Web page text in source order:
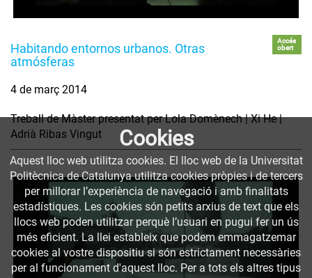
Habitando entornos urbanos. Otras
atmósferas
Accés
obert
4 de març 2014
Treball de Màster presentat per Lola Domènech | Xi He |
Adrià Ribas Vingut
Cookies
Aquest lloc web utilitza cookies. El lloc web de la Universitat
Politècnica de Catalunya utilitza cookies pròpies i de tercers
per millorar l’experiència de navegació i amb finalitats
estadístiques. Les cookies són petits arxius de text que els
llocs web poden utilitzar perquè l’usuari en pugui fer un ús
més eficient. La llei estableix que podem emmagatzemar
cookies al vostre dispositiu si són estrictament necessàries
per al funcionament d'aquest lloc. Per a tots els altres tipus